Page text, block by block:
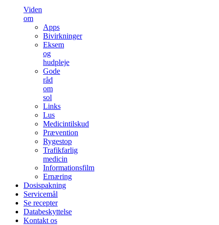
Viden
om
Apps
Bivirkninger
Eksem
og
hudpleje
Gode
råd
om
sol
Links
Lus
Medicintilskud
Prævention
Rygestop
Trafikfarlig
medicin
Informationsfilm
Ernæring
Dosispakning
Servicemål
Se recepter
Databeskyttelse
Kontakt os